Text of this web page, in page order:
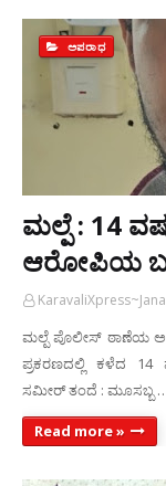
ಅಪರಾಧ
ಮಲ್ಪೆ : 14
ಆರೋಪಿಯ
ಮಲ್ಪೆ ಪೊಲೀಸ್ ಠಾಣೆಯ
ಪ್ರಕರಣದಲ್ಲಿ ಕಳೆದ
ಸಮೀರ್ ತಂದೆ : ಮೂಸಬ್ಬ
Read more »